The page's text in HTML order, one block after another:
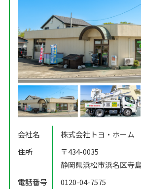
会社名
株式会社トヨ・ホーム
住所
〒434-0035
静岡県浜松市浜名区寺
電話番号
0120-04-7575